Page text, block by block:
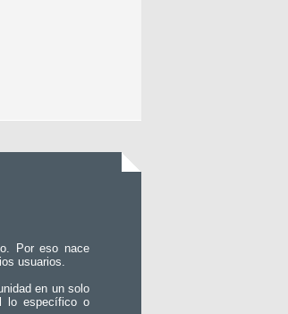
Por eso nace
usuarios.
en un solo
lo específico o